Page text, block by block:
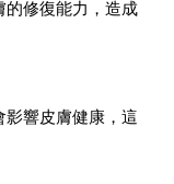
的修復能力，造成
影響皮膚健康，這